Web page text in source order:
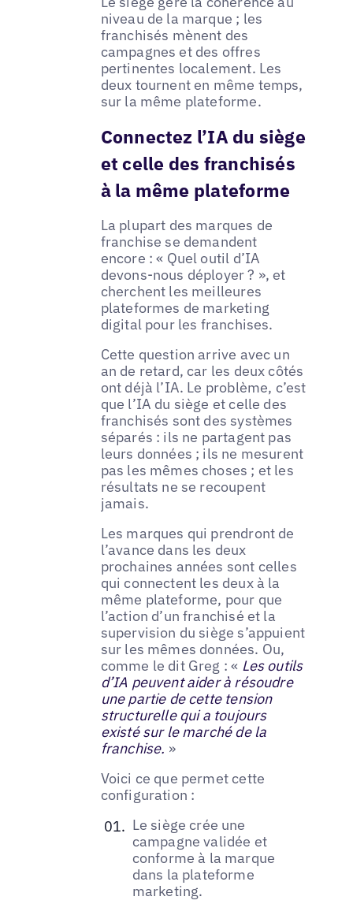
niveau de la marque ; les
franchisés mènent des
campagnes et des offres
pertinentes localement. Les
deux tournent en même temps,
sur la même plateforme.
Connectez l’IA du siège
et celle des franchisés
à la même plateforme
La plupart des marques de
franchise se demandent
encore : « Quel outil d’IA
devons-nous déployer ? », et
cherchent les meilleures
plateformes de marketing
digital pour les franchises.
Cette question arrive avec un
an de retard, car les deux côtés
ont déjà l’IA. Le problème, c’est
que l’IA du siège et celle des
franchisés sont des systèmes
séparés : ils ne partagent pas
leurs données ; ils ne mesurent
pas les mêmes choses ; et les
résultats ne se recoupent
jamais.
Les marques qui prendront de
l’avance dans les deux
prochaines années sont celles
qui connectent les deux à la
même plateforme, pour que
l’action d’un franchisé et la
supervision du siège s’appuient
sur les mêmes données. Ou,
comme le dit Greg : « Les outils
d’IA peuvent aider à résoudre
une partie de cette tension
structurelle qui a toujours
existé sur le marché de la
franchise. »
Voici ce que permet cette
configuration :
Le siège crée une
campagne validée et
conforme à la marque
dans la plateforme
marketing.